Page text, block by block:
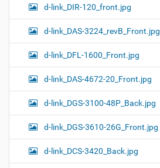
d-link_DIR-120_front.jpg
d-link_DAS-3224_revB_Front.jpg
d-link_DFL-1600_Front.jpg
d-link_DAS-4672-20_Front.jpg
d-link_DGS-3100-48P_Back.jpg
d-link_DGS-3610-26G_Front.jpg
d-link_DCS-3420_Back.jpg